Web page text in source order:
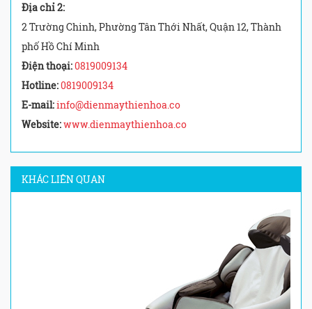
Địa chỉ 2:
2 Trường Chinh, Phường Tân Thới Nhất, Quận 12, Thành
phố Hồ Chí Minh
Điện thoại:0819009134
Hotline:0819009134
E-mail:info@dienmaythienhoa.co
Website:www.dienmaythienhoa.co
KHÁC LIÊN QUAN